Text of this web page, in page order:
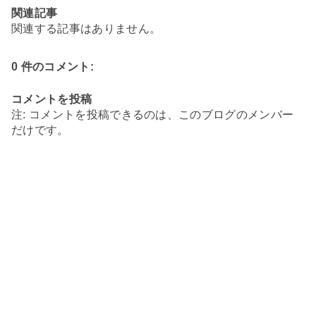
関連記事
関連する記事はありません。
0 件のコメント:
コメントを投稿
注: コメントを投稿できるのは、このブログのメンバー
だけです。